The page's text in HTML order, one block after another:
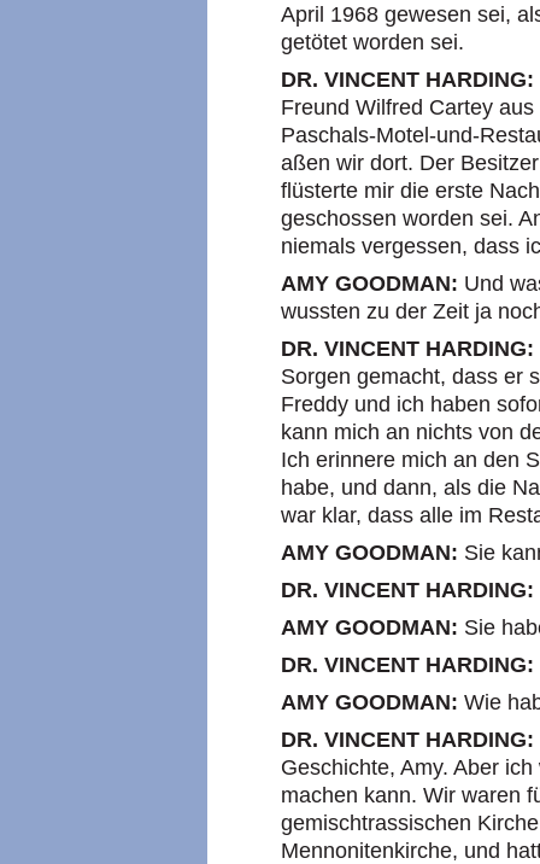
April 1968 gewesen sei,
getötet worden sei.
DR. VINCENT HARDING:
Freund Wilfred Cartey
Paschals-Motel-und-
aßen wir dort. Der
flüsterte mir die erste
geschossen worden sei.
niemals vergessen, dass
AMY GOODMAN: Und
wussten zu der Zeit ja
DR. VINCENT HARDING:
Sorgen gemacht, dass er
Freddy und ich haben
kann mich an nichts von
Ich erinnere mich an den
habe, und dann, als die
war klar, dass alle im
AMY GOODMAN: Sie
DR. VINCENT HARDING:
AMY GOODMAN: Sie
DR. VINCENT HARDING:
AMY GOODMAN: Wie
DR. VINCENT HARDING:
Geschichte, Amy. Aber
machen kann. Wir waren
gemischtrassischen
Mennonitenkirche, und